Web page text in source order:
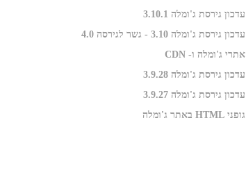
עדכון גירסת ג'ומלה 3.10.1
עדכון גירסת ג'ומלה 3.10 - גשר לגירסה 4.0
אתרי ג'ומלה ו- CDN
עדכון גירסת ג'ומלה 3.9.28
עדכון גירסת ג'ומלה 3.9.27
גופני HTML באתר ג'ומלה